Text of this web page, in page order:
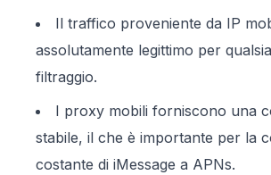
Il traffico proveniente da IP
assolutamente legittimo per
filtraggio.
I proxy mobili forniscono una
stabile, il che è importante per la
costante di iMessage a APNs.